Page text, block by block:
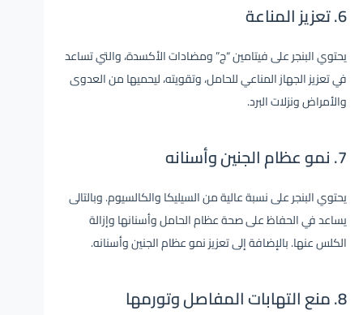
6. تعزيز المناعة
يحتوي البنجر على فيتامين “ج” ومضادات الأكسدة، والتي تساعد
في تعزيز الجهاز المناعي للحامل، وتقويته، ليحميها من العدوى
والأمراض ونزلات البرد.
7. نمو عظام الجنين وأسنانه
يحتوي البنجر على نسبة عالية من السيليكا والكالسيوم. وبالتالى
يساعد في الحفاظ على صحة عظام الحامل وأسنانها وإزالة
الكلس عنها. بالإضافة إلى تعزيز نمو عظام الجنين وأسنانه.
8. منع التهابات المفاصل وتورمها